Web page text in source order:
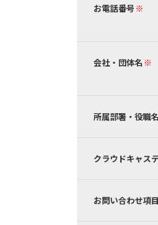
お電話番号
会社・団体名
所属部署・役職名
クラウドキャス
お問い合わせ項目